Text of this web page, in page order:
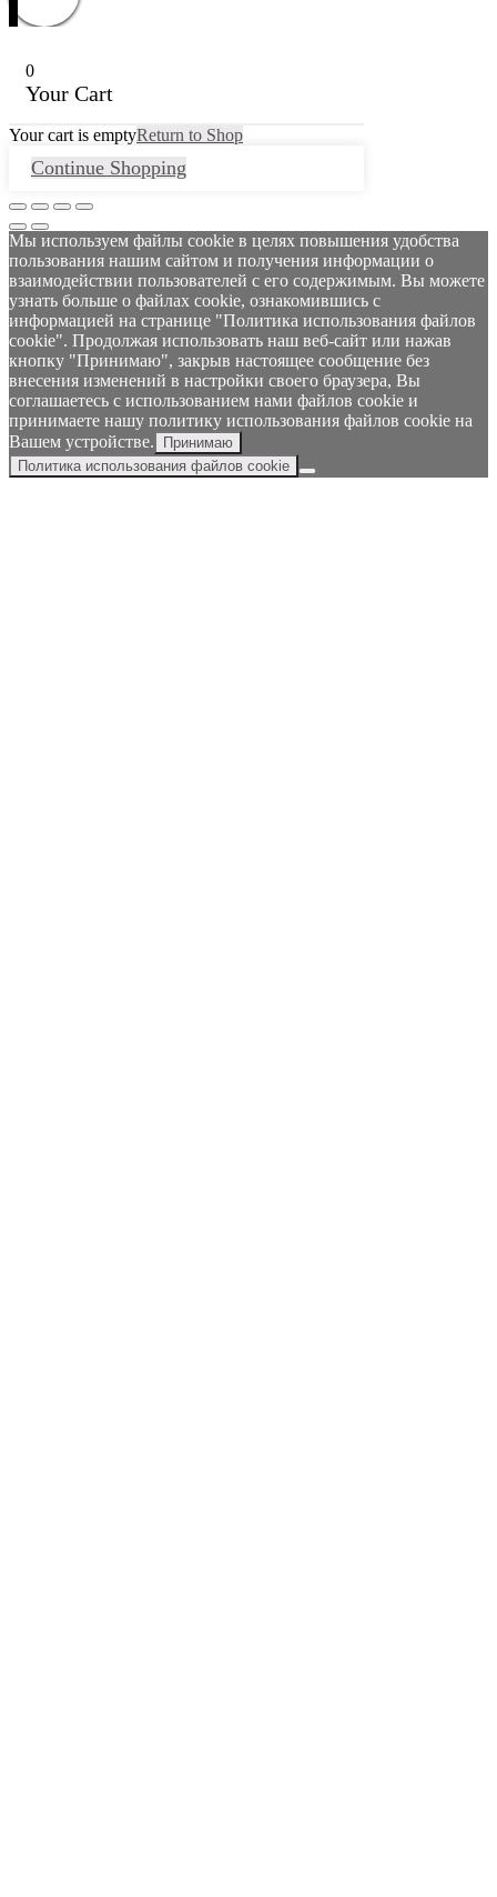
0
Your Cart
Your cart is emptyReturn to Shop
Continue Shopping
Мы используем файлы cookie в целях повышения удобства
пользования нашим сайтом и получения информации о
взаимодействии пользователей с его содержимым. Вы можете
узнать больше о файлах cookie, ознакомившись с
информацией на странице "Политика использования файлов
cookie". Продолжая использовать наш веб-сайт или нажав
кнопку "Принимаю", закрыв настоящее сообщение без
внесения изменений в настройки своего браузера, Вы
соглашаетесь с использованием нами файлов cookie и
принимаете нашу политику использования файлов cookie на
Вашем устройстве.
Принимаю
Политика использования файлов cookie